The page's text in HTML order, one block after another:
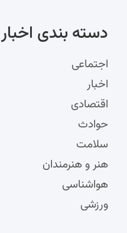
دسته‌ بندی اخبار
اجتماعی
اخبار
اقتصادی
حوادث
سلامت
هنر و هنرمندان
هواشناسی
ورزشی